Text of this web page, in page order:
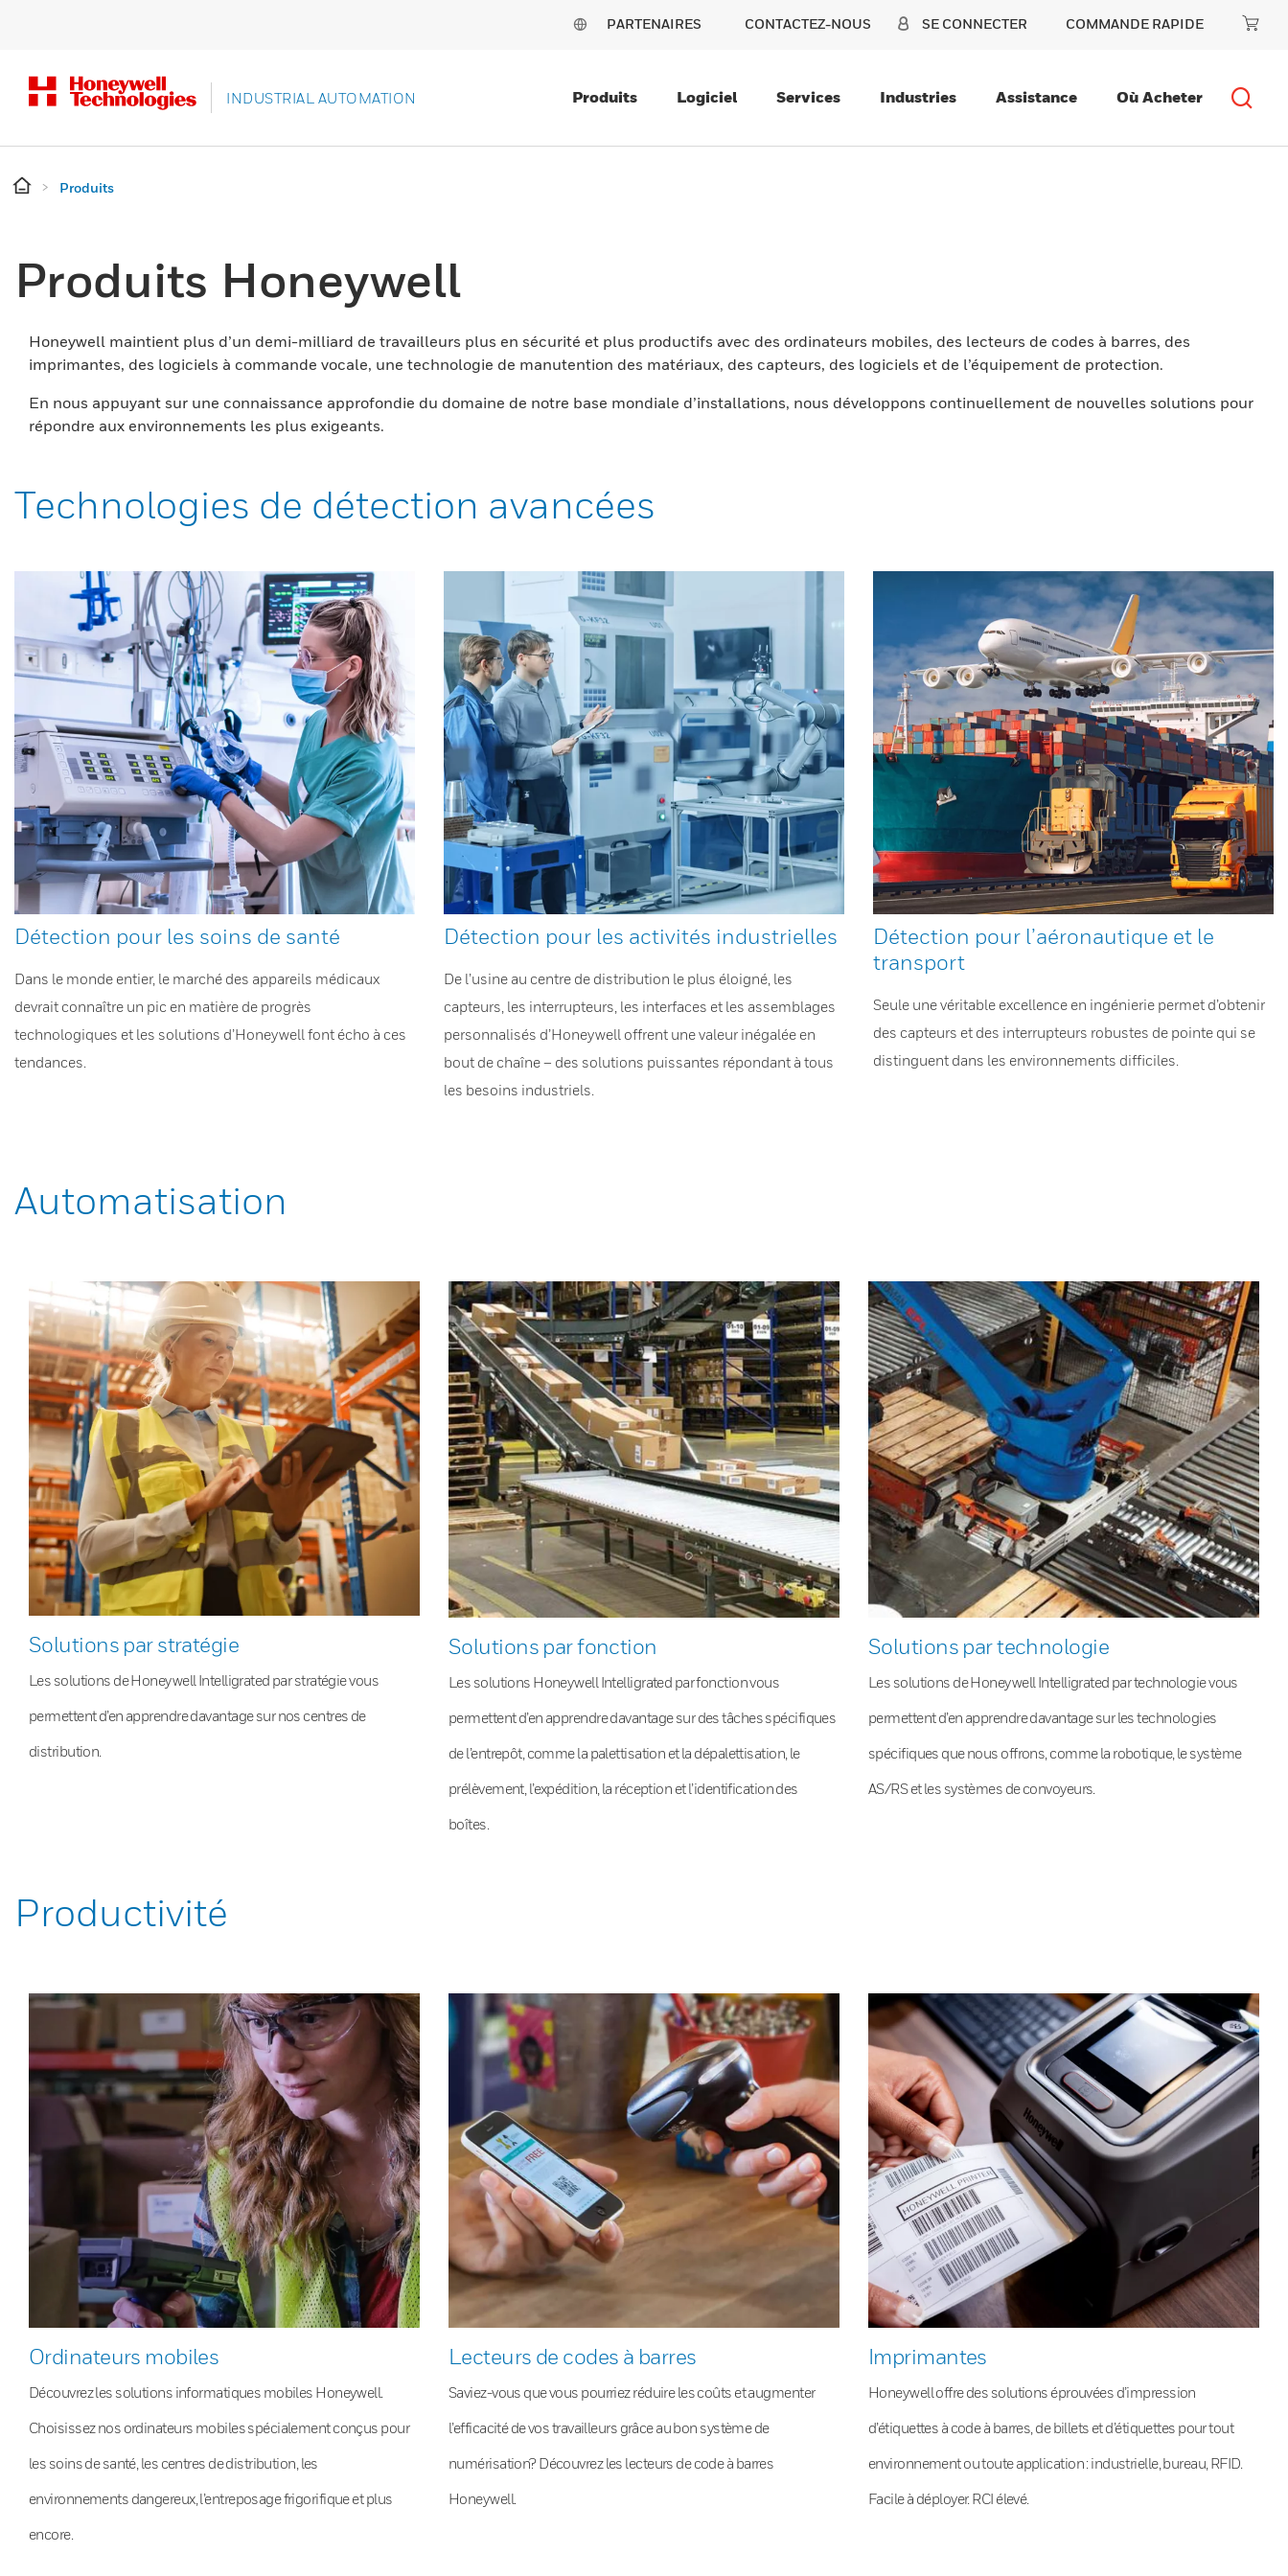
PARTENAIRES CONTACTEZ-NOUS SE CONNECTER COMMANDE RAPIDE
INDUSTRIAL AUTOMATION Produits Logiciel Services Industries Assistance Où Acheter
Produits
Produits Honeywell
Honeywell maintient plus d’un demi-milliard de travailleurs plus en sécurité et plus productifs avec des ordinateurs mobiles, des lecteurs de codes à barres, des
imprimantes, des logiciels à commande vocale, une technologie de manutention des matériaux, des capteurs, des logiciels et de l’équipement de protection.
En nous appuyant sur une connaissance approfondie du domaine de notre base mondiale d’installations, nous développons continuellement de nouvelles solutions pour
répondre aux environnements les plus exigeants.
Technologies de détection avancées
Détection pour les soins de santé
Dans le monde entier, le marché des appareils médicaux
devrait connaître un pic en matière de progrès
technologiques et les solutions d’Honeywell font écho à ces
tendances.
Détection pour les activités industrielles
De l’usine au centre de distribution le plus éloigné, les
capteurs, les interrupteurs, les interfaces et les assemblages
personnalisés d’Honeywell offrent une valeur inégalée en
bout de chaîne – des solutions puissantes répondant à tous
les besoins industriels.
Détection pour l’aéronautique et le
transport
Seule une véritable excellence en ingénierie permet d’obtenir
des capteurs et des interrupteurs robustes de pointe qui se
distinguent dans les environnements difficiles.
Automatisation
Solutions par stratégie
Les solutions de Honeywell Intelligrated par stratégie vous
permettent d’en apprendre davantage sur nos centres de
distribution.
Solutions par fonction
Les solutions Honeywell Intelligrated par fonction vous
permettent d’en apprendre davantage sur des tâches spécifiques
de l’entrepôt, comme la palettisation et la dépalettisation, le
prélèvement, l’expédition, la réception et l’identification des
boîtes.
Solutions par technologie
Les solutions de Honeywell Intelligrated par technologie vous
permettent d’en apprendre davantage sur les technologies
spécifiques que nous offrons, comme la robotique, le système
AS/RS et les systèmes de convoyeurs.
Productivité
Ordinateurs mobiles
Découvrez les solutions informatiques mobiles Honeywell.
Choisissez nos ordinateurs mobiles spécialement conçus pour
les soins de santé, les centres de distribution, les
environnements dangereux, l’entreposage frigorifique et plus
encore.
Lecteurs de codes à barres
Saviez-vous que vous pourriez réduire les coûts et augmenter
l’efficacité de vos travailleurs grâce au bon système de
numérisation? Découvrez les lecteurs de code à barres
Honeywell.
Imprimantes
Honeywell offre des solutions éprouvées d’impression
d’étiquettes à code à barres, de billets et d’étiquettes pour tout
environnement ou toute application : industrielle, bureau, RFID.
Facile à déployer. RCI élevé.